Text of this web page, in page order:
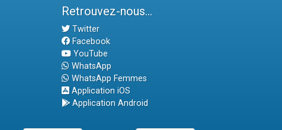
Retrouvez-nous...
Twitter
Facebook
YouTube
WhatsApp
WhatsApp Femmes
Application iOS
Application Android